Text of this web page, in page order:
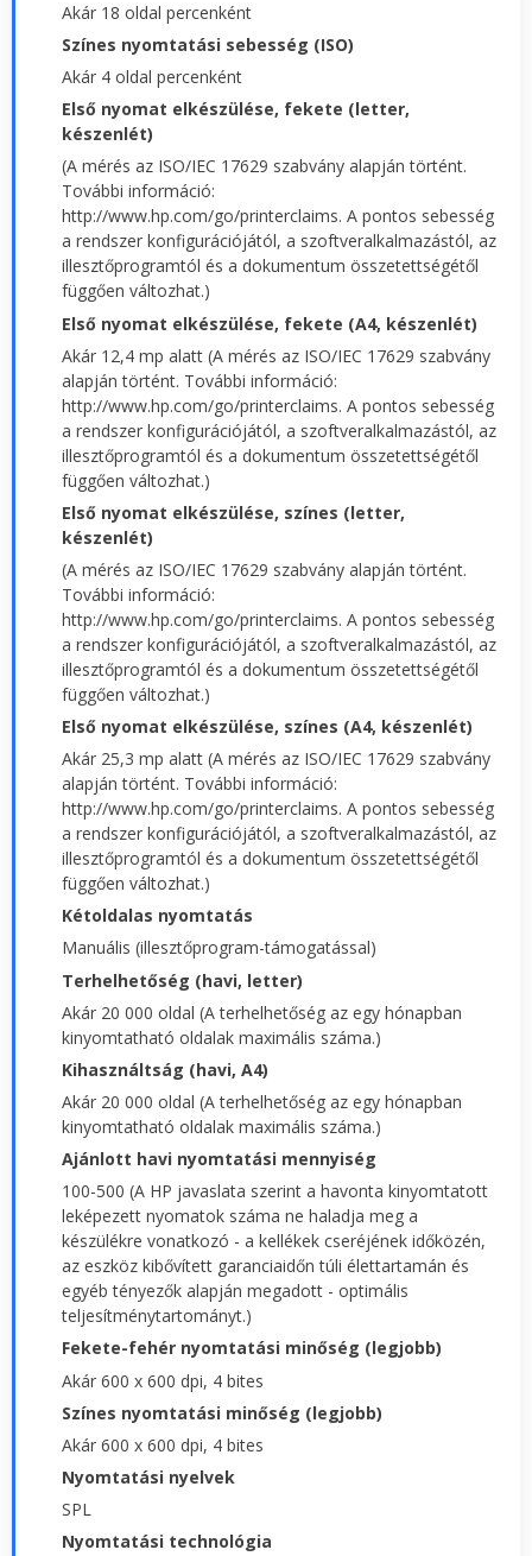
Akár 18 oldal percenként
Színes nyomtatási sebesség (ISO)
Akár 4 oldal percenként
Első nyomat elkészülése, fekete (letter,
készenlét)
(A mérés az ISO/IEC 17629 szabvány alapján történt.
További információ:
http://www.hp.com/go/printerclaims. A pontos sebesség
a rendszer konfigurációjától, a szoftveralkalmazástól, az
illesztőprogramtól és a dokumentum összetettségétől
függően változhat.)
Első nyomat elkészülése, fekete (A4, készenlét)
Akár 12,4 mp alatt (A mérés az ISO/IEC 17629 szabvány
alapján történt. További információ:
http://www.hp.com/go/printerclaims. A pontos sebesség
a rendszer konfigurációjától, a szoftveralkalmazástól, az
illesztőprogramtól és a dokumentum összetettségétől
függően változhat.)
Első nyomat elkészülése, színes (letter,
készenlét)
(A mérés az ISO/IEC 17629 szabvány alapján történt.
További információ:
http://www.hp.com/go/printerclaims. A pontos sebesség
a rendszer konfigurációjától, a szoftveralkalmazástól, az
illesztőprogramtól és a dokumentum összetettségétől
függően változhat.)
Első nyomat elkészülése, színes (A4, készenlét)
Akár 25,3 mp alatt (A mérés az ISO/IEC 17629 szabvány
alapján történt. További információ:
http://www.hp.com/go/printerclaims. A pontos sebesség
a rendszer konfigurációjától, a szoftveralkalmazástól, az
illesztőprogramtól és a dokumentum összetettségétől
függően változhat.)
Kétoldalas nyomtatás
Manuális (illesztőprogram-támogatással)
Terhelhetőség (havi, letter)
Akár 20 000 oldal (A terhelhetőség az egy hónapban
kinyomtatható oldalak maximális száma.)
Kihasználtság (havi, A4)
Akár 20 000 oldal (A terhelhetőség az egy hónapban
kinyomtatható oldalak maximális száma.)
Ajánlott havi nyomtatási mennyiség
100-500 (A HP javaslata szerint a havonta kinyomtatott
leképezett nyomatok száma ne haladja meg a
készülékre vonatkozó - a kellékek cseréjének időközén,
az eszköz kibővített garanciaidőn túli élettartamán és
egyéb tényezők alapján megadott - optimális
teljesítménytartományt.)
Fekete-fehér nyomtatási minőség (legjobb)
Akár 600 x 600 dpi, 4 bites
Színes nyomtatási minőség (legjobb)
Akár 600 x 600 dpi, 4 bites
Nyomtatási nyelvek
SPL
Nyomtatási technológia